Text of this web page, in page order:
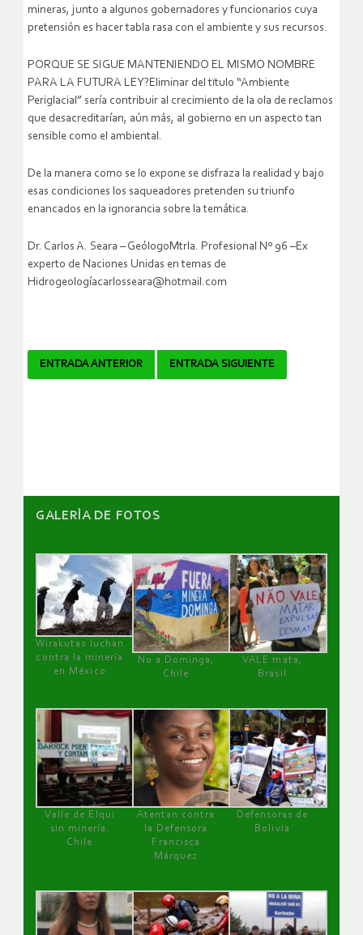
mineras, junto a algunos gobernadores y funcionarios cuya
pretensión es hacer tabla rasa con el ambiente y sus recursos.
PORQUE SE SIGUE MANTENIENDO EL MISMO NOMBRE
PARA LA FUTURA LEY?Eliminar del tïtulo “Ambiente
Periglacial” sería contribuir al crecimiento de la ola de reclamos
que desacreditarían, aún más, al gobierno en un aspecto tan
sensible como el ambiental.
De la manera como se lo expone se disfraza la realidad y bajo
esas condiciones los saqueadores pretenden su triunfo
enancados en la ignorancia sobre la temática.
Dr. Carlos A. Seara – GeólogoMtrla. Profesional Nº 96 –Ex
experto de Naciones Unidas en temas de
Hidrogeologíacarlosseara@hotmail.com
Navegador
ENTRADA ANTERIOR ENTRADA SIGUIENTE
GALERÌA DE FOTOS
Wirakutas luchan
contra la minería
en México
No a Dominga,
Chile
VALE mata,
Brasil
Valle de Elqui
sin minería.
Chile
Atentan contra
la Defensora
Francisca
Márquez
Defensoras de
Bolivia